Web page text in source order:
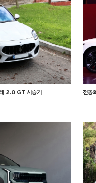
레 2.0 GT 시승기 전동